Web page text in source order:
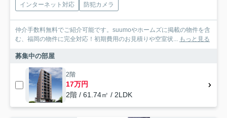
インターネット対応
防犯カメラ
仲介手数料無料でご紹介可能です。suumoやホームズに掲載の物件を含
む、福岡の物件に完全対応！初期費用のお見積りや空室状... もっと見る
募集中の部屋
2階
17万円
2階 / 61.74㎡ / 2LDK